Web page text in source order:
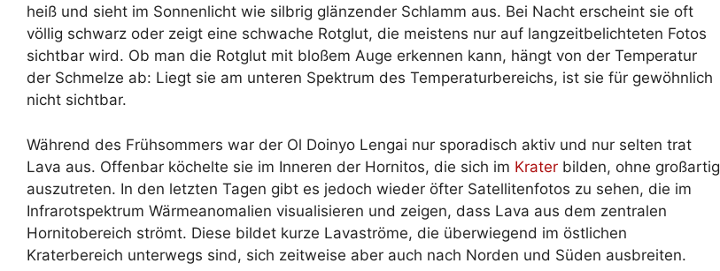
heiß und sieht im Sonnenlicht wie silbrig glänzender Schlamm aus. Bei Nacht erscheint sie oft
völlig schwarz oder zeigt eine schwache Rotglut, die meistens nur auf langzeitbelichteten Fotos
sichtbar wird. Ob man die Rotglut mit bloßem Auge erkennen kann, hängt von der Temperatur
der Schmelze ab: Liegt sie am unteren Spektrum des Temperaturbereichs, ist sie für gewöhnlich
nicht sichtbar.
Während des Frühsommers war der Ol Doinyo Lengai nur sporadisch aktiv und nur selten trat
Lava aus. Offenbar köchelte sie im Inneren der Hornitos, die sich im Krater bilden, ohne großartig
auszutreten. In den letzten Tagen gibt es jedoch wieder öfter Satellitenfotos zu sehen, die im
Infrarotspektrum Wärmeanomalien visualisieren und zeigen, dass Lava aus dem zentralen
Hornitobereich strömt. Diese bildet kurze Lavaströme, die überwiegend im östlichen
Kraterbereich unterwegs sind, sich zeitweise aber auch nach Norden und Süden ausbreiten.